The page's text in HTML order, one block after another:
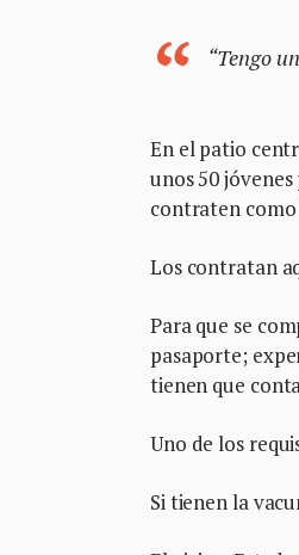
“Tengo
En el patio
unos 50
contraten
Los contratan
Para que se
pasaporte;
tienen que
Uno de los
Si tienen la